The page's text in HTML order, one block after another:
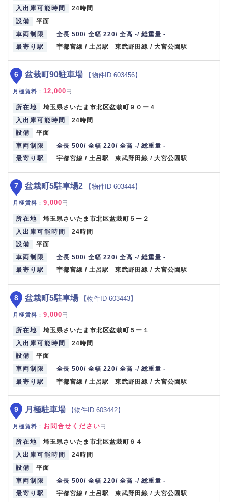
入出庫可能時間
24時間
設備
平面
車両制限
全長 500/ 全幅 220/ 全高 -/ 総重量 -
最寄り駅
宇都宮線 / 土呂駅 東武野田線 / 大宮公園駅
盆栽町90駐車場 【物件ID 603456】
月極賃料 ： 12,000円
所在地
埼玉県さいたま市北区盆栽町９０ー４
入出庫可能時間
24時間
設備
平面
車両制限
全長 500/ 全幅 220/ 全高 -/ 総重量 -
最寄り駅
宇都宮線 / 土呂駅 東武野田線 / 大宮公園駅
6
盆栽町5駐車場2 【物件ID 603444】
月極賃料 ： 9,000 円
所在地
埼玉県さいたま市北区盆栽町５ー２
入出庫可能時間
24時間
設備
平面
車両制限
全長 500/ 全幅 220/ 全高 -/ 総重量 -
最寄り駅
宇都宮線 / 土呂駅 東武野田線 / 大宮公園駅
7
盆栽町5駐車場 【物件ID 603443】
月極賃料 ： 9,000円
所在地
埼玉県さいたま市北区盆栽町５ー１
入出庫可能時間
24時間
設備
平面
車両制限
全長 500/ 全幅 220/ 全高 -/ 総重量 -
最寄り駅
宇都宮線 / 土呂駅 東武野田線 / 大宮公園駅
8
月極駐車場 【物件ID 603442】
月極賃料 ： お問合せください円
所在地
埼玉県さいたま市北区盆栽町６４
入出庫可能時間
24時間
設備
平面
車両制限
全長 500/ 全幅 220/ 全高 -/ 総重量 -
最寄り駅
宇都宮線 / 土呂駅 東武野田線 / 大宮公園駅
9